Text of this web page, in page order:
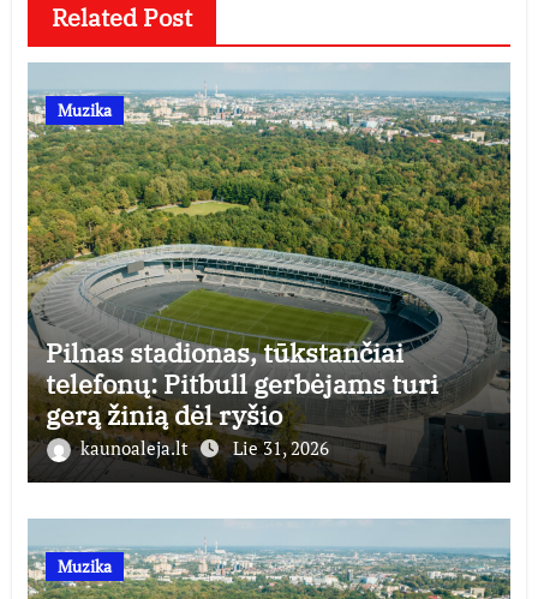
Related Post
Muzika
Pilnas stadionas, tūkstančiai
telefonų: Pitbull gerbėjams turi
gerą žinią dėl ryšio
kaunoaleja.lt Lie 31, 2026
Muzika